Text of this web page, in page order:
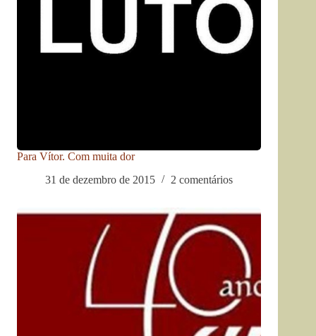
Para Vítor. Com muita dor
31 de dezembro de 2015
2 comentários